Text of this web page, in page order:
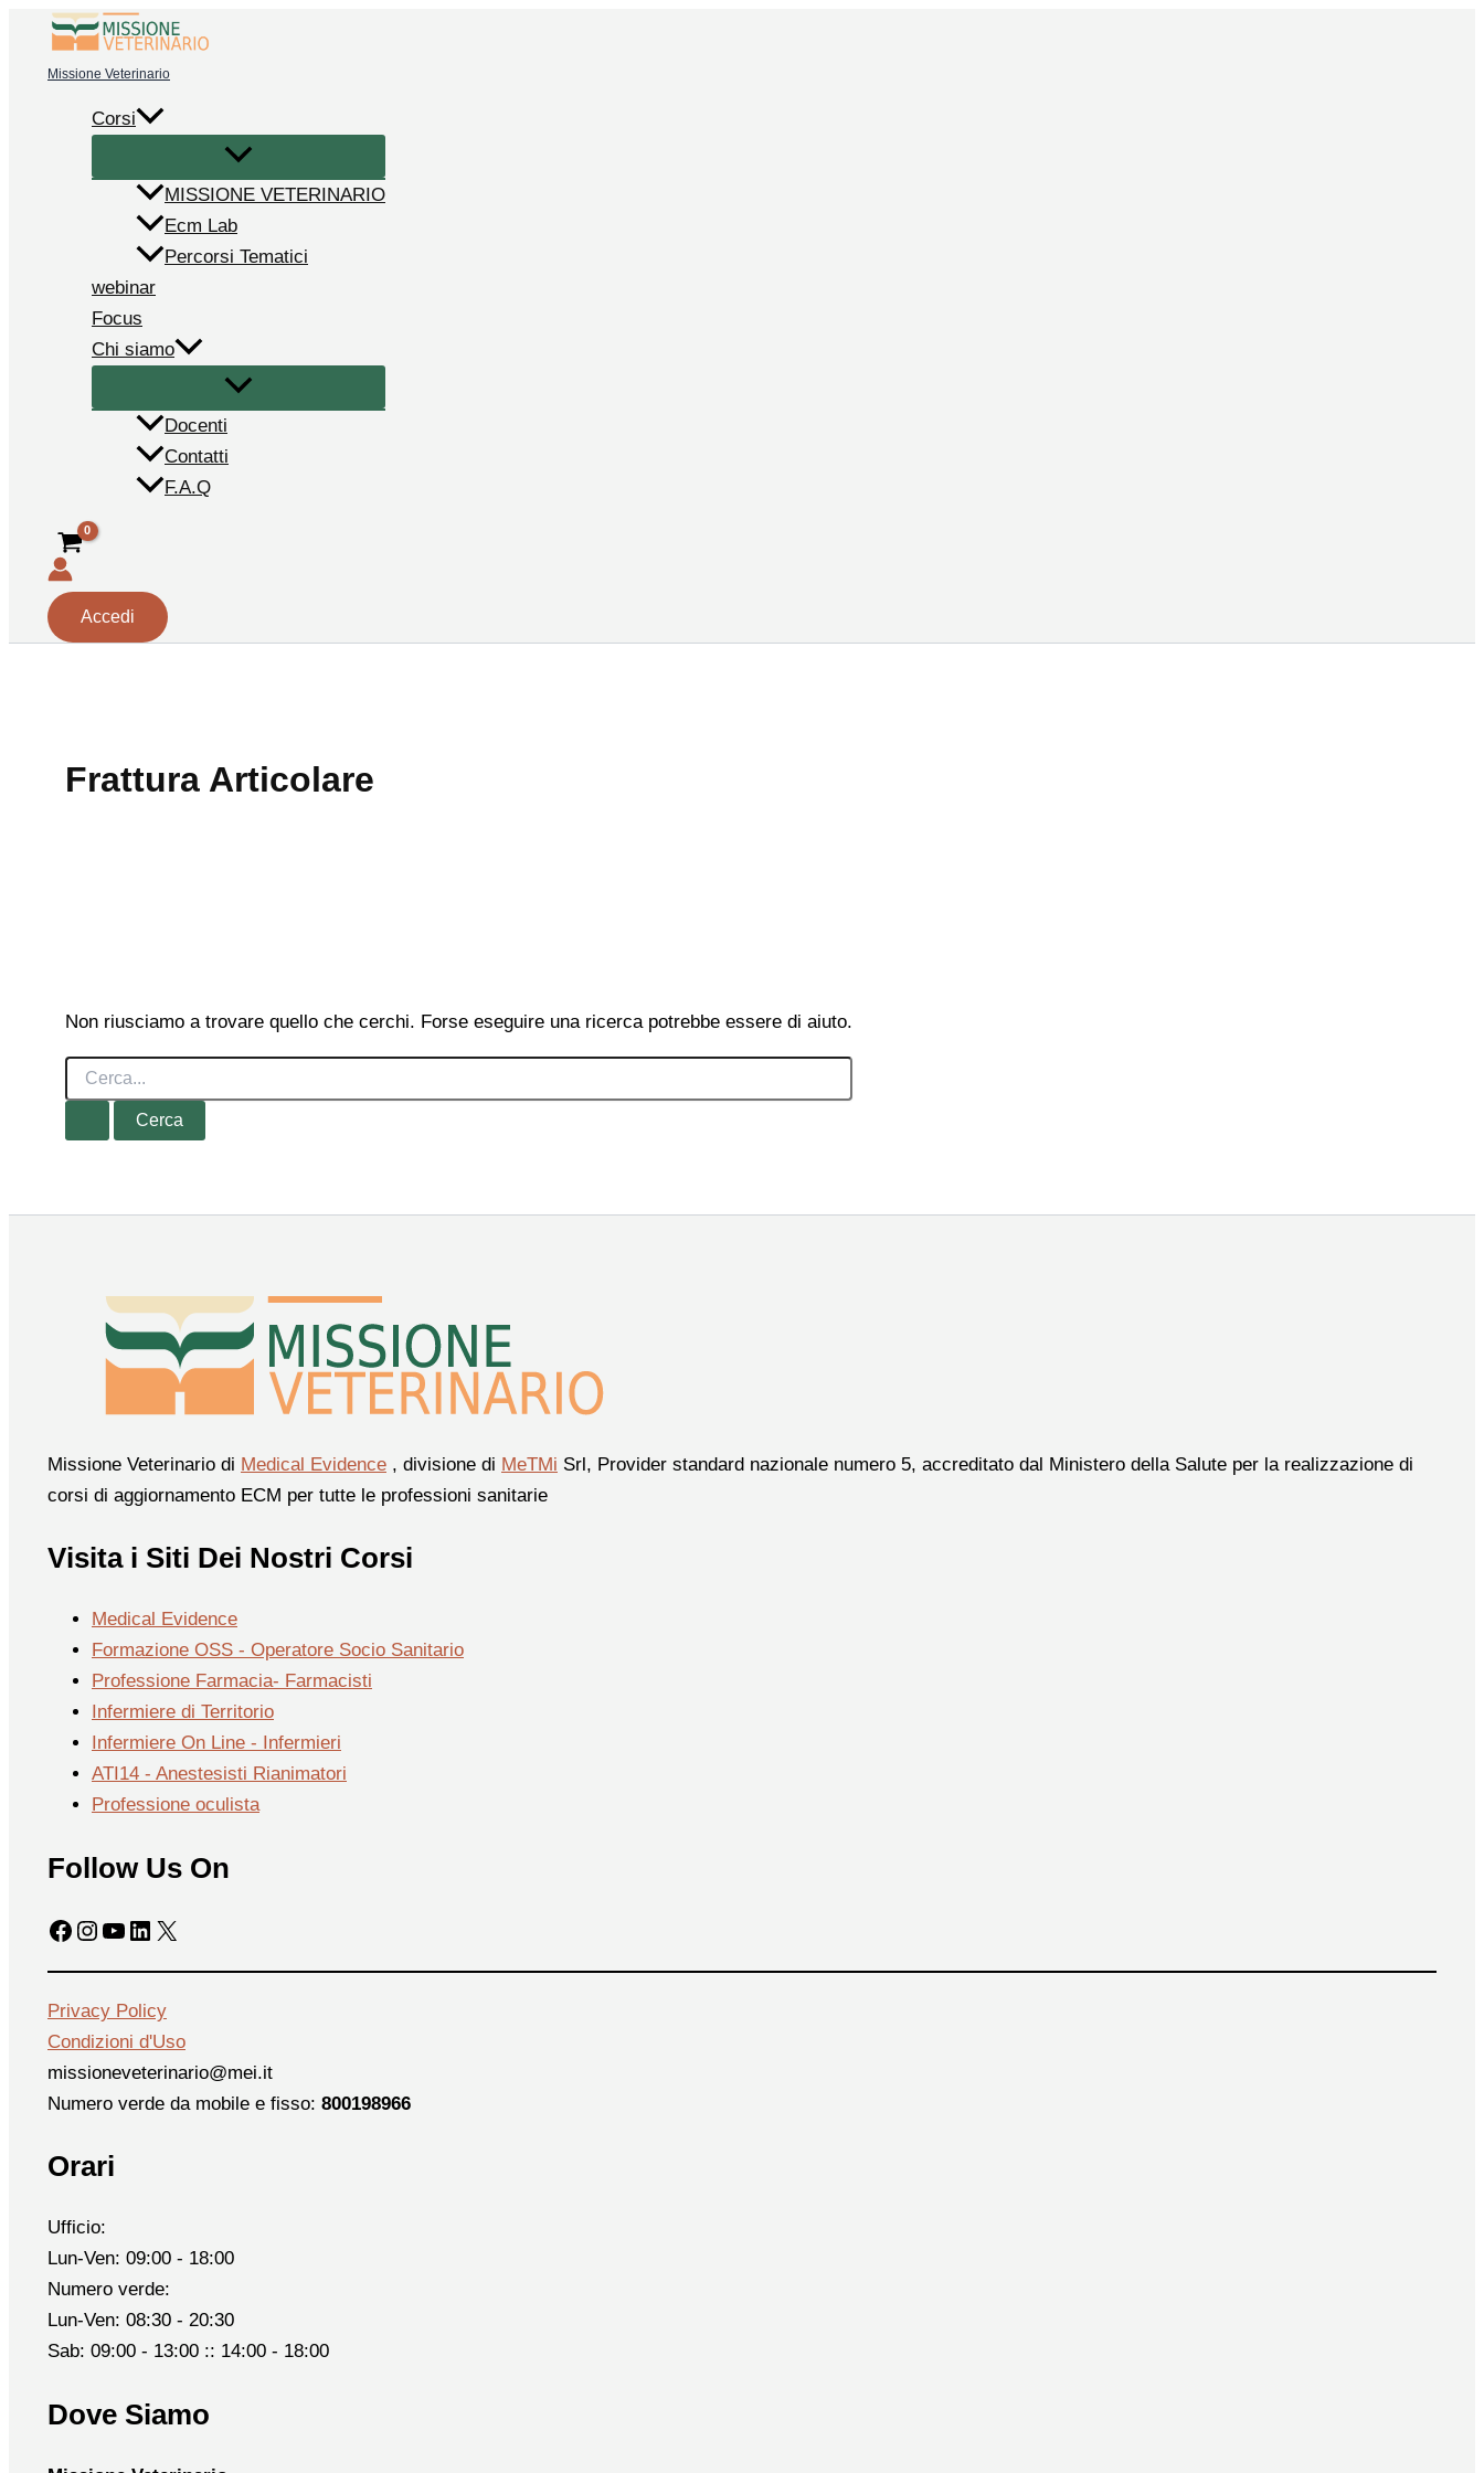
contenuto
Missione Veterinario
Corsi
MISSIONE VETERINARIO
Ecm Lab
Percorsi Tematici
webinar
Focus
Chi siamo
Docenti
Contatti
F.A.Q
Accedi
Frattura Articolare
Non riusciamo a trovare quello che cerchi. Forse eseguire una ricerca potrebbe essere di aiuto.
Cerca:
Missione Veterinario di Medical Evidence , divisione di MeTMi Srl, Provider standard nazionale numero 5, accreditato dal Ministero della Salute per la realizzazione di
corsi di aggiornamento ECM per tutte le professioni sanitarie
Visita i Siti Dei Nostri Corsi
Medical Evidence
Formazione OSS - Operatore Socio Sanitario
Professione Farmacia- Farmacisti
Infermiere di Territorio
Infermiere On Line - Infermieri
ATI14 - Anestesisti Rianimatori
Professione oculista
Follow Us On
Facebook
Instagram
YouTube
LinkedIn
X
Privacy Policy
Condizioni d'Uso
missioneveterinario@mei.it
Numero verde da mobile e fisso: 800198966
Orari
Ufficio:
Lun-Ven: 09:00 - 18:00
Numero verde:
Lun-Ven: 08:30 - 20:30
Sab: 09:00 - 13:00 :: 14:00 - 18:00
Dove Siamo